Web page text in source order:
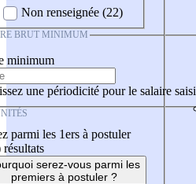
Non renseignée (22)
BRUT MINIMUM
minimum
une périodicité pour le salaire saisi
parmi les 1ers à postuler
résultats
serez-vous parmi les
premiers à postuler ?